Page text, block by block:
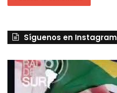
Síguenos en Instagram